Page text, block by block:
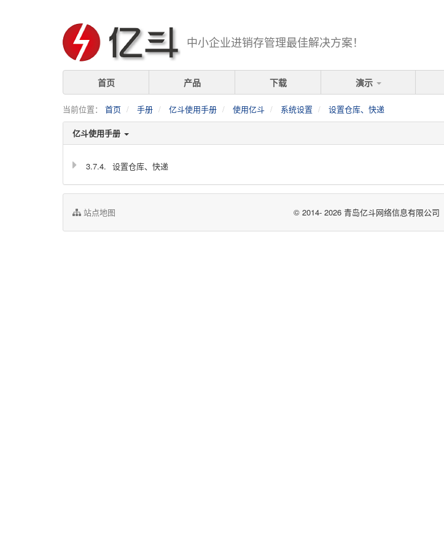
中小企业进销存管理最佳解决方案！
首页 产品 下载 演示
当前位置： 首页 手册 亿斗使用手册 使用亿斗 系统设置 设置仓库、快递
亿斗使用手册
3.7.4. 设置仓库、快递
站点地图 © 2014- 2026 青岛亿斗网络信息有限公司